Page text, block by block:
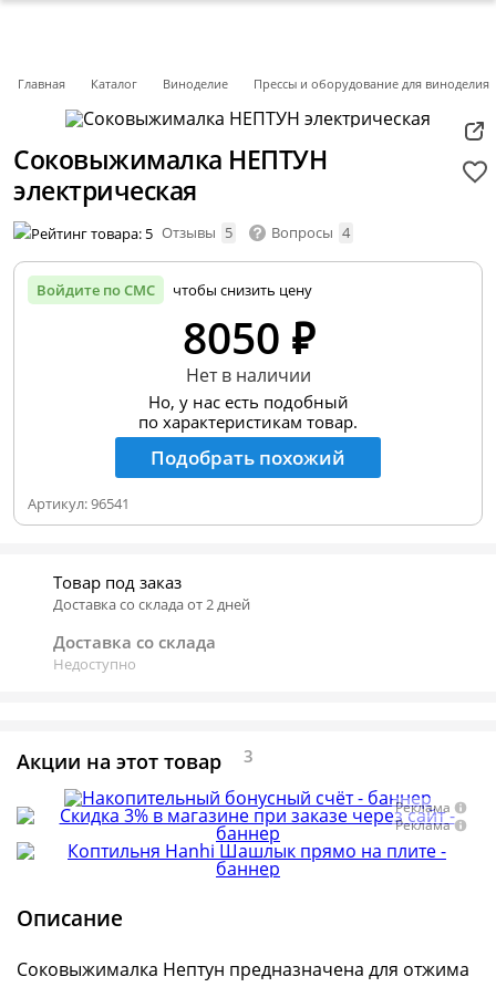
Главная Каталог Виноделие Прессы и оборудование для виноделия
Соковыжималка НЕПТУН
электрическая
Отзывы 5 Вопросы 4
Войдите по СМС чтобы снизить цену
8050 ₽
Нет в наличии
Но, у нас есть подобный
по характеристикам товар.
Подобрать похожий
Артикул:96541
Товар под заказ
Доставка со склада от 2 дней
Доставка со склада
Недоступно
Акции на этот товар 3
Реклама
Реклама
Описание
Соковыжималка Нептун предназначена для отжима